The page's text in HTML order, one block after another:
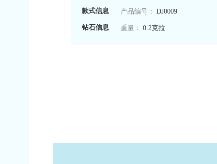
款式信息 产品编号： DJ0009
钻石信息 重量： 0.2克拉